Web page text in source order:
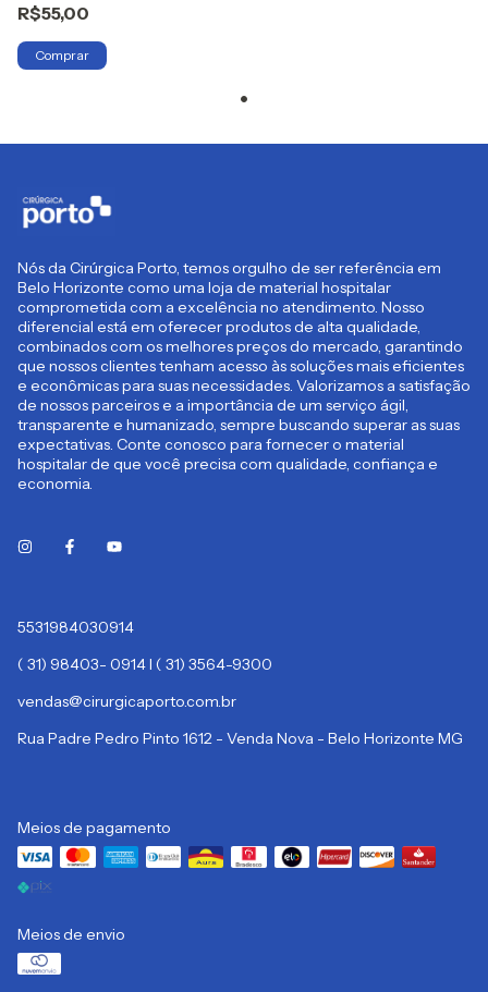
R$55,00
Nós da Cirúrgica Porto, temos orgulho de ser referência em
Belo Horizonte como uma loja de material hospitalar
comprometida com a excelência no atendimento. Nosso
diferencial está em oferecer produtos de alta qualidade,
combinados com os melhores preços do mercado, garantindo
que nossos clientes tenham acesso às soluções mais eficientes
e econômicas para suas necessidades. Valorizamos a satisfação
de nossos parceiros e a importância de um serviço ágil,
transparente e humanizado, sempre buscando superar as suas
expectativas. Conte conosco para fornecer o material
hospitalar de que você precisa com qualidade, confiança e
economia.
5531984030914
( 31) 98403- 0914 I ( 31) 3564-9300
vendas@cirurgicaporto.com.br
Rua Padre Pedro Pinto 1612 - Venda Nova - Belo Horizonte MG
Meios de pagamento
Meios de envio